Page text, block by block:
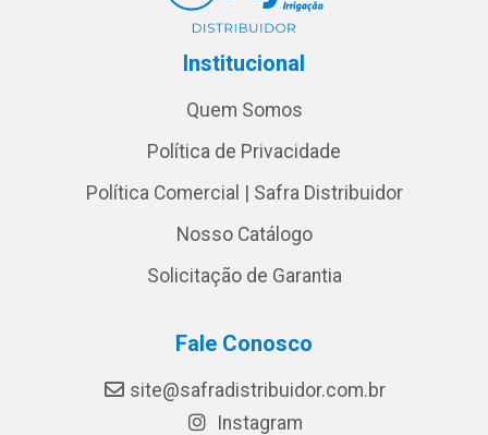
Institucional
Quem Somos
Política de Privacidade
Política Comercial | Safra Distribuidor
Nosso Catálogo
Solicitação de Garantia
Fale Conosco
site@safradistribuidor.com.br
Instagram